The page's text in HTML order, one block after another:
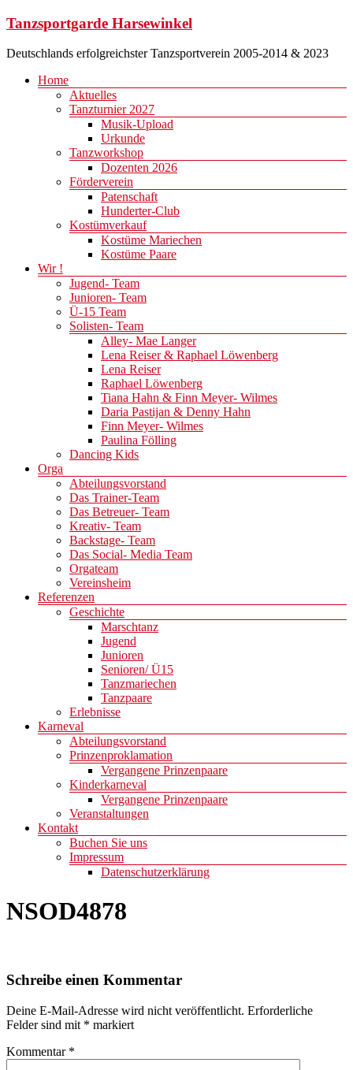
Zum
springen
Tanzsportgarde Harsewinkel
Deutschlands erfolgreichster Tanzsportverein 2005-2014 & 2023
Menü
Home
Aktuelles
Tanzturnier 2027
Musik-Upload
Urkunde
Tanzworkshop
Dozenten 2026
Förderverein
Patenschaft
Hunderter-Club
Kostümverkauf
Kostüme Mariechen
Kostüme Paare
Wir !
Jugend- Team
Junioren- Team
Ü-15 Team
Solisten- Team
Alley- Mae Langer
Lena Reiser & Raphael Löwenberg
Lena Reiser
Raphael Löwenberg
Tiana Hahn & Finn Meyer- Wilmes
Daria Pastijan & Denny Hahn
Finn Meyer- Wilmes
Paulina Fölling
Dancing Kids
Orga
Abteilungsvorstand
Das Trainer-Team
Das Betreuer- Team
Kreativ- Team
Backstage- Team
Das Social- Media Team
Orgateam
Vereinsheim
Referenzen
Geschichte
Marschtanz
Jugend
Junioren
Senioren/ Ü15
Tanzmariechen
Tanzpaare
Erlebnisse
Karneval
Abteilungsvorstand
Prinzenproklamation
Vergangene Prinzenpaare
Kinderkarneval
Vergangene Prinzenpaare
Veranstaltungen
Kontakt
Buchen Sie uns
Impressum
Datenschutzerklärung
NSOD4878
Schreibe einen Kommentar
Deine E-Mail-Adresse wird nicht veröffentlicht. Erforderliche
Felder sind mit * markiert
Kommentar *